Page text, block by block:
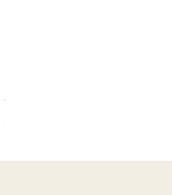
Olivo Negro